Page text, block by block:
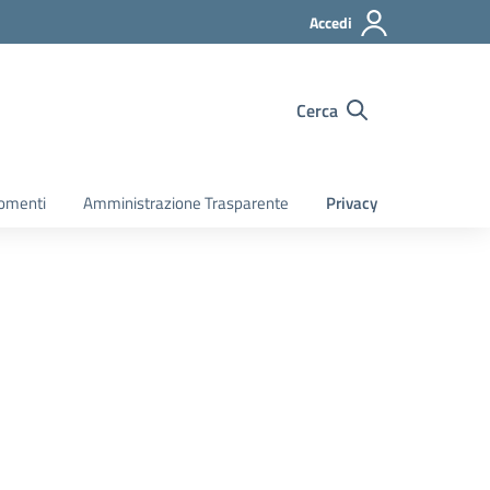
Accedi
Cerca
Amministrazione Trasparente Privacy